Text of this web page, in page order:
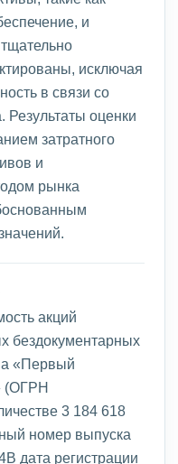
и
исключая
в связи со
оценки
затратного
и
рынка
акций
бездокументарных
«Первый
(ОГРН
3 184 618
номер выпуска
дата регистрации